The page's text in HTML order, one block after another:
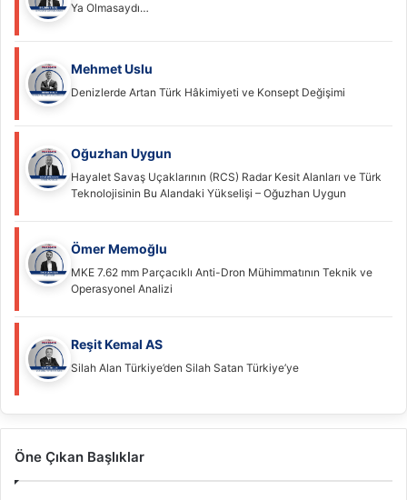
Ya Olmasaydı…
Mehmet Uslu
Denizlerde Artan Türk Hâkimiyeti ve Konsept Değişimi
Oğuzhan Uygun
Hayalet Savaş Uçaklarının (RCS) Radar Kesit Alanları ve Türk
Teknolojisinin Bu Alandaki Yükselişi – Oğuzhan Uygun
Ömer Memoğlu
MKE 7.62 mm Parçacıklı Anti-Dron Mühimmatının Teknik ve
Operasyonel Analizi
Reşit Kemal AS
Silah Alan Türkiye’den Silah Satan Türkiye’ye
Öne Çıkan Başlıklar